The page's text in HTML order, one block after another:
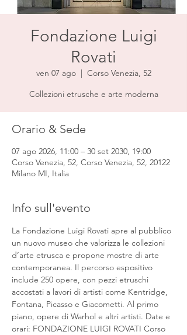
Fondazione Luigi
Rovati
ven 07 ago
  |
Corso Venezia, 52
Collezioni etrusche e arte moderna
Orario & Sede
07 ago 2026, 11:00 – 30 set 2030, 19:00
Corso Venezia, 52, Corso Venezia, 52, 20122
Milano MI, Italia
Info sull'evento
La Fondazione Luigi Rovati apre al pubblico
un nuovo museo che valorizza le collezioni
d’arte etrusca e propone mostre di arte
contemporanea. Il percorso espositivo
include 250 opere, con pezzi etruschi
accostati a lavori di artisti come Kentridge,
Fontana, Picasso e Giacometti. Al primo
piano, opere di Warhol e altri artisti. Date e
orari: FONDAZIONE LUIGI ROVATI Corso